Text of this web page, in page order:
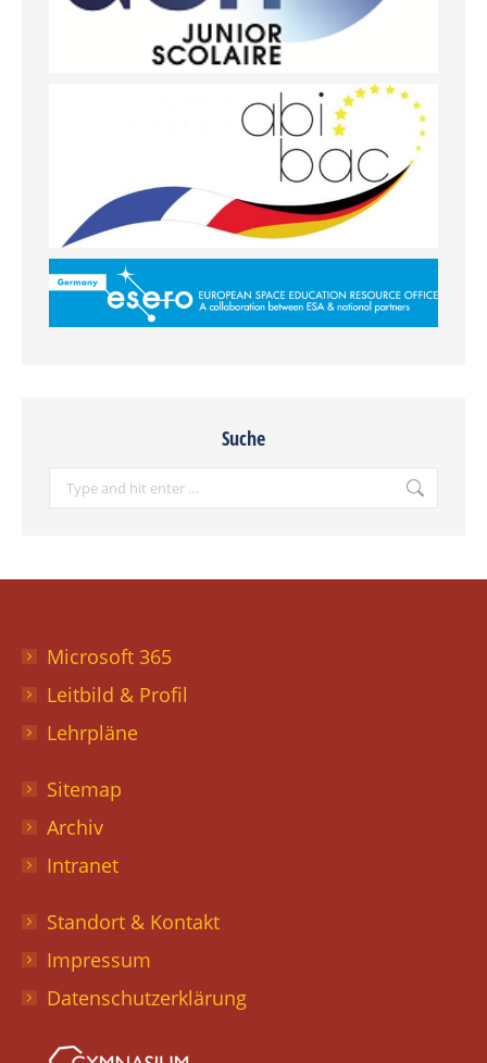
Suche
Search:
Microsoft 365
Leitbild & Profil
Lehrpläne
Sitemap
Archiv
Intranet
Standort & Kontakt
Impressum
Datenschutzerklärung